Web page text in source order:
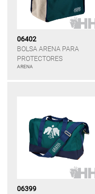
06402
BOLSA ARENA PARA
PROTECTORES
ARENA
06399